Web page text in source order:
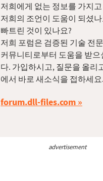
저희에게 없는 정보를 가지
저희의 조언이 도움이 되셨
빠트린 것이 있나요?
저희 포럼은 검증된 기술 전
커뮤니티로부터 도움을 받으
다. 가입하시고, 질문을 올리
에서 바로 새소식을 접하세요.
forum.dll-files.com
advertisement